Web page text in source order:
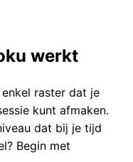
werkt
enkel raster dat je
kunt afmaken.
dat bij je tijd
Begin met